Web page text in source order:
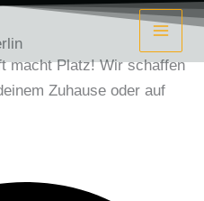
macht Platz!Wir schaffen
Zuhause oder auf